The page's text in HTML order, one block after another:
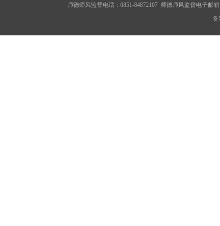
师德师风监督电话：0851-84872107 师德师风监督电子邮
备